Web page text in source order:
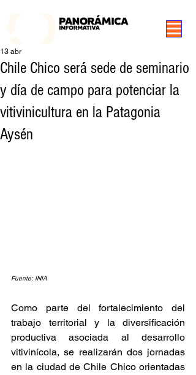
Chile Chico será sede de seminario
y día de campo para potenciar la
vitivinicultura en la Patagonia
Aysén
13 abr
Fuente: INIA
Como parte del fortalecimiento del
trabajo territorial y la diversificación
productiva asociada al desarrollo
vitivinícola, se realizarán dos jornadas
en la ciudad de Chile Chico orientadas